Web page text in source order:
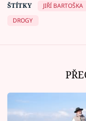
ŠTÍTKY
JIŘÍ BARTOŠKA
DROGY